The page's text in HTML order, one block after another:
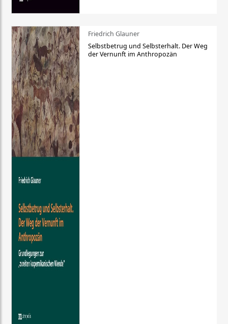
Friedrich Glauner
Selbstbetrug und Selbsterhalt. Der Weg
der Vernunft im Anthropozän